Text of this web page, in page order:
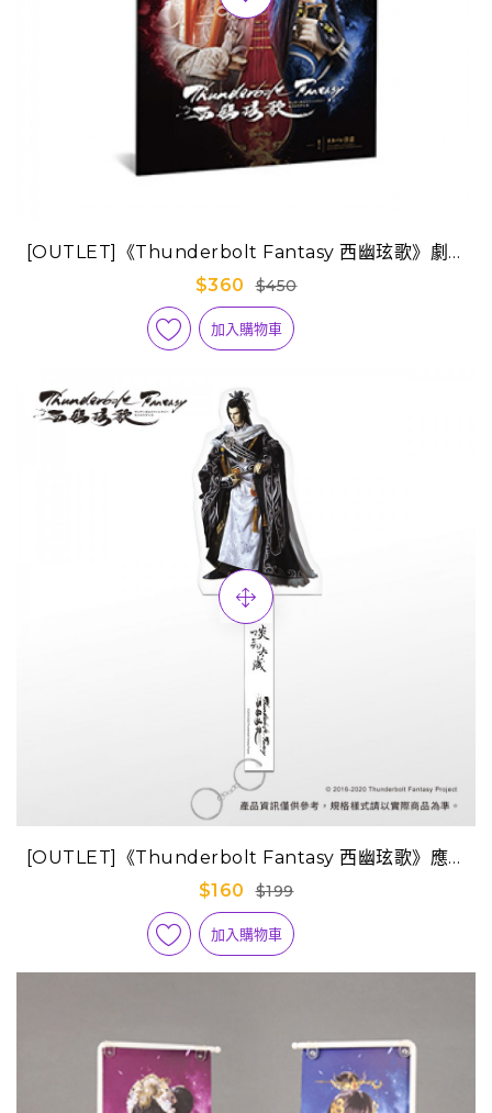
[OUTLET]《Thunderbolt Fantasy 西幽玹歌》劇場
版手冊-日本空運版
$360 $450
加入購物車
[OUTLET]《Thunderbolt Fantasy 西幽玹歌》應援
合影棒-啖劍太歲
$160 $199
加入購物車